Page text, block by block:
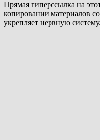
Прямая гиперссылка на
копировании материалов
укрепляет нервную систему.